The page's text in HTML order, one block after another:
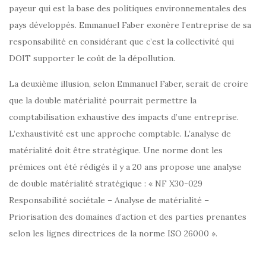
payeur qui est la base des politiques environnementales des
pays développés. Emmanuel Faber exonère l’entreprise de sa
responsabilité en considérant que c’est la collectivité qui
DOIT supporter le coût de la dépollution.
La deuxième illusion, selon Emmanuel Faber, serait de croire
que la double matérialité pourrait permettre la
comptabilisation exhaustive des impacts d’une entreprise.
L’exhaustivité est une approche comptable. L’analyse de
matérialité doit être stratégique. Une norme dont les
prémices ont été rédigés il y a 20 ans propose une analyse
de double matérialité stratégique : « NF X30-029
Responsabilité sociétale – Analyse de matérialité –
Priorisation des domaines d’action et des parties prenantes
selon les lignes directrices de la norme ISO 26000 ».